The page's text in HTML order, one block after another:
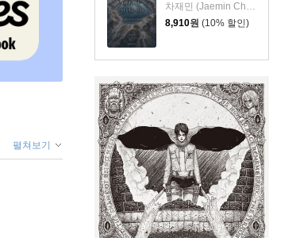
차재민 (Jaemin Cha) 저
8,910원 (10% 할인)
펼쳐보기